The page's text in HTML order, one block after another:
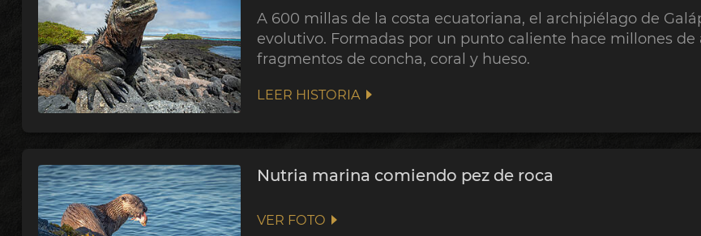
A 600 millas de la costa ecuatoriana, el archipiélago de
evolutivo. Formadas por un punto caliente hace millones
fragmentos de concha, coral y hueso.
LEER HISTORIA
Nutria marina comiendo pez de roca
VER FOTO